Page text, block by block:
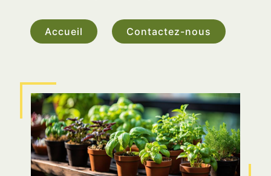
Accueil Contactez-nous